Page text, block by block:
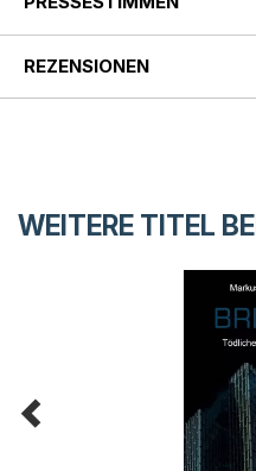
REZENSIONEN
WEITERE TITEL BEI